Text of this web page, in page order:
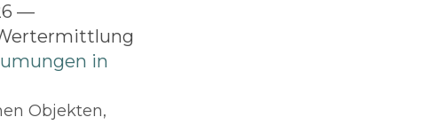
—
in
Objekten,